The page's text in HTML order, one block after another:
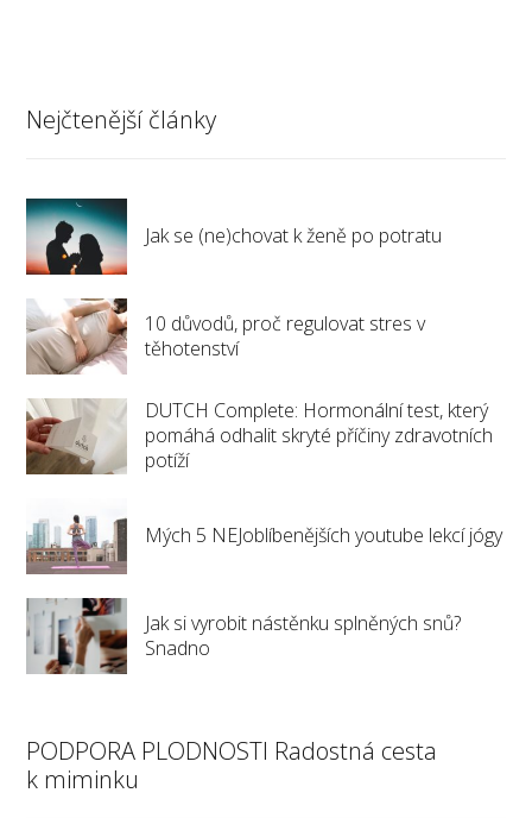
Nejčtenější články
Jak se (ne)chovat k ženě po potratu
10 důvodů, proč regulovat stres v
těhotenství
DUTCH Complete: Hormonální test, který
pomáhá odhalit skryté příčiny zdravotních
potíží
Mých 5 NEJoblíbenějších youtube lekcí jógy
Jak si vyrobit nástěnku splněných snů?
Snadno
PODPORA PLODNOSTI Radostná cesta
k miminku